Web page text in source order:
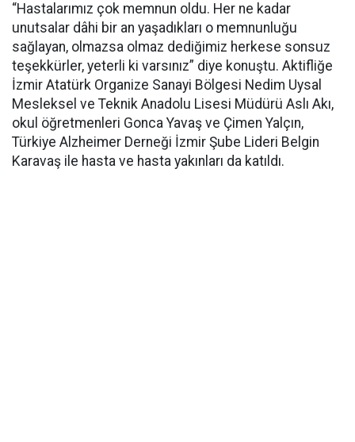
“Hastalarımız çok memnun oldu. Her ne kadar
unutsalar dâhi bir an yaşadıkları o memnunluğu
sağlayan, olmazsa olmaz dediğimiz herkese sonsuz
teşekkürler, yeterli ki varsınız” diye konuştu. Aktifliğe
İzmir Atatürk Organize Sanayi Bölgesi Nedim Uysal
Mesleksel ve Teknik Anadolu Lisesi Müdürü Aslı Akı,
okul öğretmenleri Gonca Yavaş ve Çimen Yalçın,
Türkiye Alzheimer Derneği İzmir Şube Lideri Belgin
Karavaş ile hasta ve hasta yakınları da katıldı.